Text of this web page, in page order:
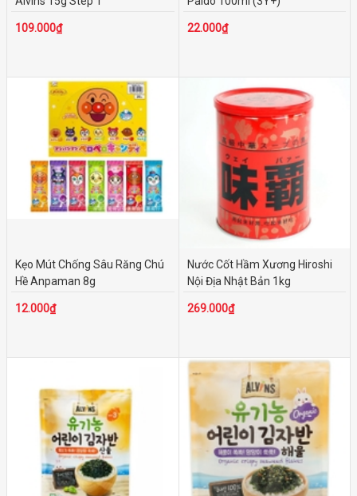
109.000₫ 22.000₫
Kẹo Mút Chống Sâu Răng Chú
Hề Anpaman 8g
12.000₫
Nước Cốt Hầm Xương Hiroshi
Nội Địa Nhật Bản 1kg
269.000₫